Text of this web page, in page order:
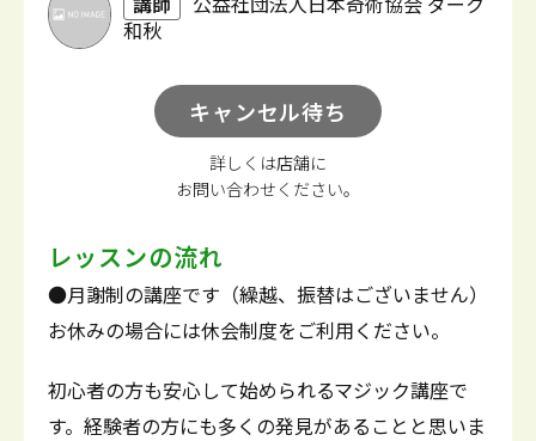
和秋
キャンセル待ち
詳しくは店舗に
お問い合わせください。
レッスンの流れ
●月謝制の講座です（繰越、振替はございません）
お休みの場合には休会制度をご利用ください。
初心者の方も安心して始められるマジック講座で
す。経験者の方にも多くの発見があることと思いま